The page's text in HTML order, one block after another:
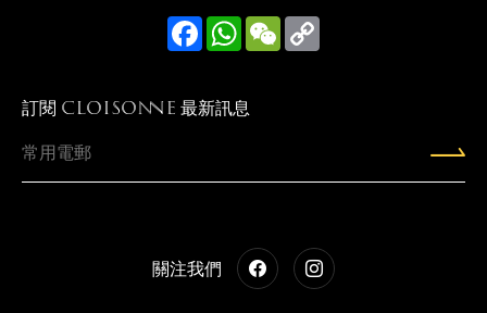
別珀種。金藍珀:緬金藍FacebookWhatsApp
WeChat
訂閱 CLOISONNE 最新訊息
關注我們